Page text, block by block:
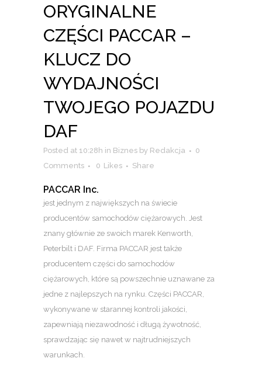
ORYGINALNE
CZĘŚCI PACCAR –
KLUCZ DO
WYDAJNOŚCI
TWOJEGO POJAZDU
DAF
Posted at 10:28h in Biznes by Redakcja
0
Comments
0 Likes Share
PACCAR Inc.
jest jednym z największych na świecie
producentów samochodów ciężarowych. Jest
znany głównie ze swoich marek Kenworth,
Peterbilt i DAF. Firma PACCAR jest także
producentem części do samochodów
ciężarowych, które są powszechnie uznawane za
jedne z najlepszych na rynku. Części PACCAR,
wykonywane w starannej kontroli jakości,
zapewniają niezawodność i długą żywotność,
sprawdzając się nawet w najtrudniejszych
warunkach.